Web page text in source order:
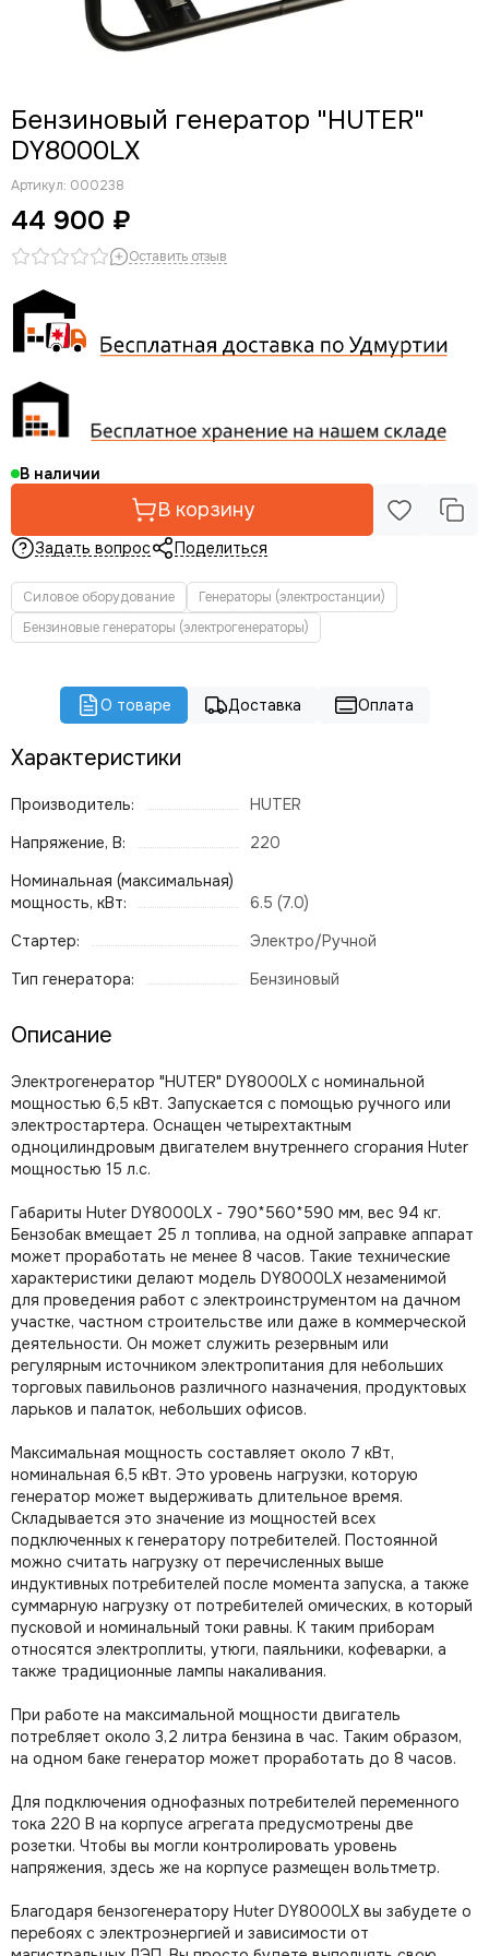
Бензиновый генератор "HUTER"
DY8000LX
Артикул: 000238
44 900 ₽
Оставить отзыв
В наличии
В корзину
Задать вопрос Поделиться
Силовое оборудование
Генераторы (электростанции)
Бензиновые генераторы (электрогенераторы)
О товаре Доставка Оплата
Характеристики
Производитель:
HUTER
Напряжение, В:
220
Номинальная (максимальная)
мощность, кВт:
6.5 (7.0)
Стартер:
Электро/Ручной
Тип генератора:
Бензиновый
Описание
Электрогенератор "HUTER" DY8000LX с номинальной
мощностью 6,5 кВт. Запускается с помощью ручного или
электростартера. Оснащен четырехтактным
одноцилиндровым двигателем внутреннего сгорания Huter
мощностью 15 л.с.
Габариты Huter DY8000LX - 790*560*590 мм, вес 94 кг.
Бензобак вмещает 25 л топлива, на одной заправке аппарат
может проработать не менее 8 часов. Такие технические
характеристики делают модель DY8000LX незаменимой
для проведения работ с электроинструментом на дачном
участке, частном строительстве или даже в коммерческой
деятельности. Он может служить резервным или
регулярным источником электропитания для небольших
торговых павильонов различного назначения, продуктовых
ларьков и палаток, небольших офисов.
Максимальная мощность составляет около 7 кВт,
номинальная 6,5 кВт. Это уровень нагрузки, которую
генератор может выдерживать длительное время.
Складывается это значение из мощностей всех
подключенных к генератору потребителей. Постоянной
можно считать нагрузку от перечисленных выше
индуктивных потребителей после момента запуска, а также
суммарную нагрузку от потребителей омических, в который
пусковой и номинальный токи равны. К таким приборам
относятся электроплиты, утюги, паяльники, кофеварки, а
также традиционные лампы накаливания.
При работе на максимальной мощности двигатель
потребляет около 3,2 литра бензина в час. Таким образом,
на одном баке генератор может проработать до 8 часов.
Для подключения однофазных потребителей переменного
тока 220 В на корпусе агрегата предусмотрены две
розетки. Чтобы вы могли контролировать уровень
напряжения, здесь же на корпусе размещен вольтметр.
Благодаря бензогенератору Huter DY8000LX вы забудете о
перебоях с электроэнергией и зависимости от